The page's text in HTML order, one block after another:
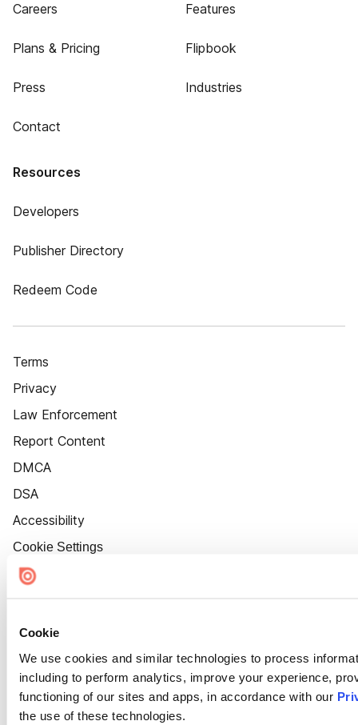
Cookie
We use cookies and similar technologies to process
including to perform analytics, improve your experience,
functioning of our sites and apps, in accordance with our
the use of these technologies.
Careers
Plans & Pricing
Press
Contact
Features
Flipbook
Industries
Resources
Developers
Publisher Directory
Redeem Code
Terms
Privacy
Law Enforcement
Report Content
DMCA
DSA
Accessibility
Cookie Settings